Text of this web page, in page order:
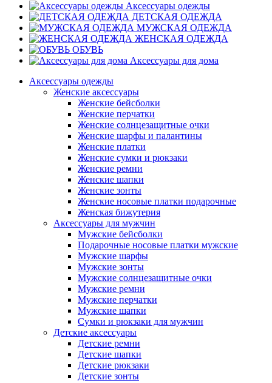
Аксессуары одежды
ДЕТСКАЯ ОДЕЖДА
МУЖСКАЯ ОДЕЖДА
ЖЕНСКАЯ ОДЕЖДА
ОБУВЬ
Аксессуары для дома
Аксессуары одежды
Женские аксессуары
Женские бейсболки
Женские перчатки
Женские солнцезащитные очки
Женские шарфы и палантины
Женские платки
Женские сумки и рюкзаки
Женские ремни
Женские шапки
Женские зонты
Женские носовые платки подарочные
Женская бижутерия
Аксессуары для мужчин
Мужские бейсболки
Подарочные носовые платки мужские
Мужские шарфы
Мужские зонты
Мужские солнцезащитные очки
Мужские ремни
Мужские перчатки
Мужские шапки
Сумки и рюкзаки для мужчин
Детские аксессуары
Детские ремни
Детские шапки
Детские рюкзаки
Детские зонты